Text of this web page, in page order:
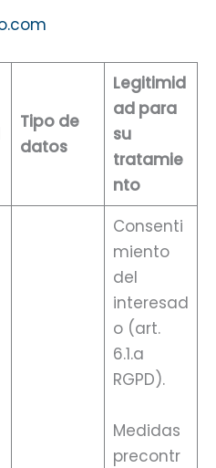
Tipo de
datos
Legitimid
ad para
su
tratamie
nto
Consenti
miento
del
interesad
o (art.
6.1.a
RGPD).
Medidas
precontr